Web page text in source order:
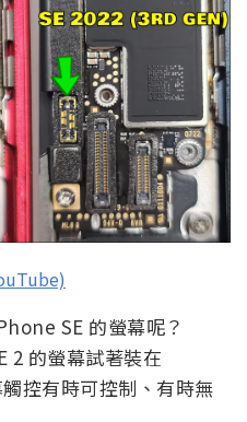
SE 的螢幕呢？
2 的螢幕試著裝在
控有時可控制、有時無